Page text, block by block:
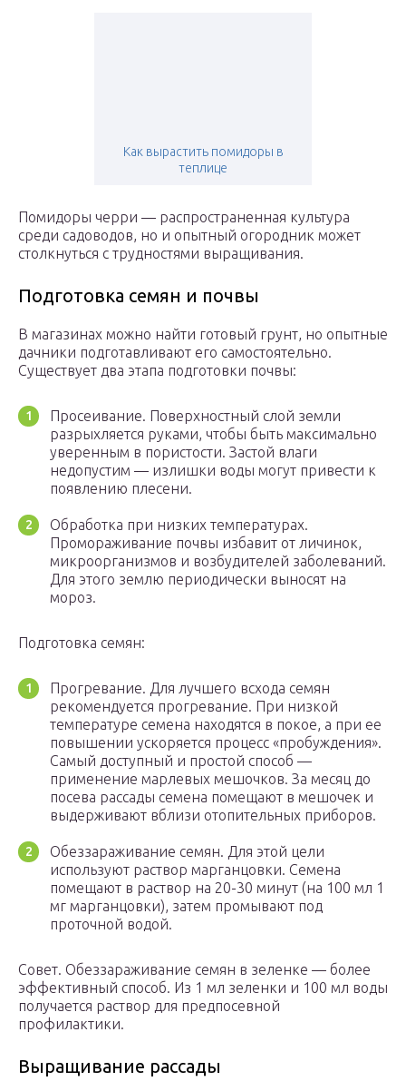
Как вырастить помидоры в
теплице
Помидоры черри — распространенная культура
среди садоводов, но и опытный огородник может
столкнуться с трудностями выращивания.
Подготовка семян и почвы
В магазинах можно найти готовый грунт, но опытные
дачники подготавливают его самостоятельно.
Существует два этапа подготовки почвы:
Просеивание. Поверхностный слой земли
разрыхляется руками, чтобы быть максимально
уверенным в пористости. Застой влаги
недопустим — излишки воды могут привести к
появлению плесени.
Обработка при низких температурах.
Промораживание почвы избавит от личинок,
микроорганизмов и возбудителей заболеваний.
Для этого землю периодически выносят на
мороз.
Подготовка семян:
Прогревание. Для лучшего всхода семян
рекомендуется прогревание. При низкой
температуре семена находятся в покое, а при ее
повышении ускоряется процесс «пробуждения».
Самый доступный и простой способ —
применение марлевых мешочков. За месяц до
посева рассады семена помещают в мешочек и
выдерживают вблизи отопительных приборов.
Обеззараживание семян. Для этой цели
используют раствор марганцовки. Семена
помещают в раствор на 20-30 минут (на 100 мл 1
мг марганцовки), затем промывают под
проточной водой.
Совет. Обеззараживание семян в зеленке — более
эффективный способ. Из 1 мл зеленки и 100 мл воды
получается раствор для предпосевной
профилактики.
Выращивание рассады